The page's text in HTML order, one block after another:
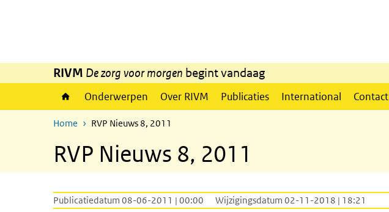
RIVM De zorg voor morgen begint vandaag
Onderwerpen Over RIVM Publicaties International Contact
Home RVP Nieuws 8, 2011
RVP Nieuws 8, 2011
Publicatiedatum 08-06-2011 | 00:00 Wijzigingsdatum 02-11-2018 | 18:21